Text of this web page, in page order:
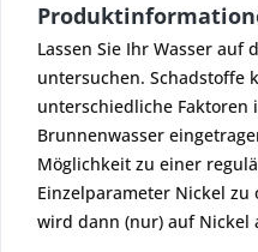
Lassen Sie Ihr Wasser auf
untersuchen. Schadstoffe
unterschiedliche Faktoren
Brunnenwasser
Möglichkeit zu einer
Einzelparameter Nickel
wird dann (nur) auf Nickel